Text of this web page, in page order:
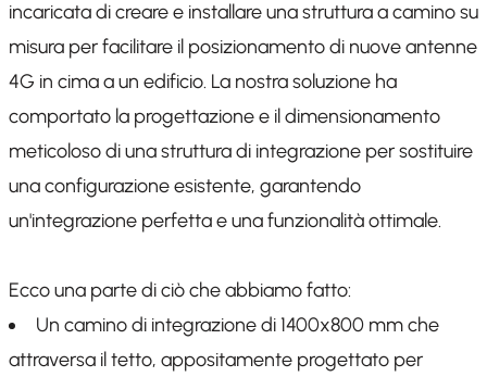
incaricata di creare e installare una struttura a camino su
misura per facilitare il posizionamento di nuove antenne
4G in cima a un edificio. La nostra soluzione ha
comportato la progettazione e il dimensionamento
meticoloso di una struttura di integrazione per sostituire
una configurazione esistente, garantendo
un'integrazione perfetta e una funzionalità ottimale.
Ecco una parte di ciò che abbiamo fatto:
Un camino di integrazione di 1400x800 mm che
attraversa il tetto, appositamente progettato per